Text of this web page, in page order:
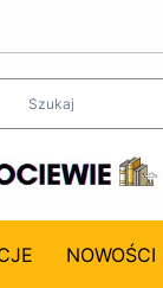
NOWOŚCI